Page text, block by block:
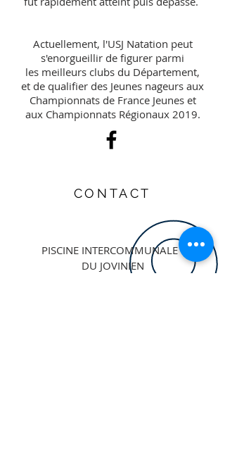
Actuellement, l'USJ Natation peut
s'enorgueillir de figurer parmi
les meilleurs clubs du Département,
et de qualifier des Jeunes nageurs aux
Championnats de France Jeunes et
aux Championnats Régionaux 2019.
CONTACT
PISCINE INTERCOMMUNALE
DU JOVINIEN